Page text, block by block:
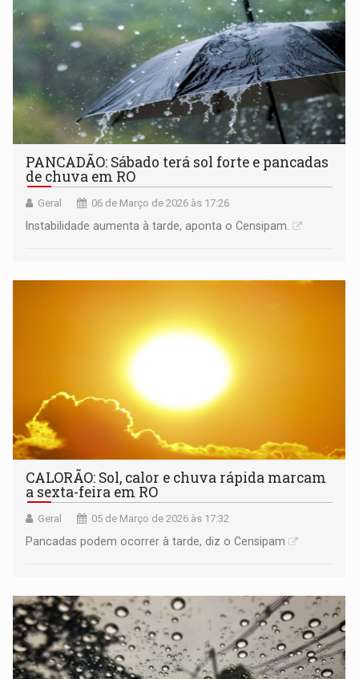
PANCADÃO: Sábado terá sol forte e pancadas
de chuva em RO
Geral 06 de Março de 2026 às 17:26
Instabilidade aumenta à tarde, aponta o Censipam.
CALORÃO: Sol, calor e chuva rápida marcam
a sexta-feira em RO
Geral 05 de Março de 2026 às 17:32
Pancadas podem ocorrer à tarde, diz o Censipam